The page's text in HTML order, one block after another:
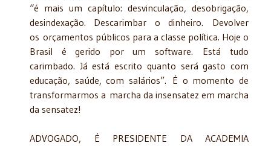
“é mais um capítulo: desvinculação, desobrigação,
desindexação. Descarimbar o dinheiro. Devolver
os orçamentos públicos para a classe política. Hoje o
Brasil é gerido por um software. Está tudo
carimbado. Já está escrito quanto será gasto com
educação, saúde, com salários”. É o momento de
transformarmos a marcha da insensatez em marcha
da sensatez!
ADVOGADO, É PRESIDENTE DA ACADEMIA